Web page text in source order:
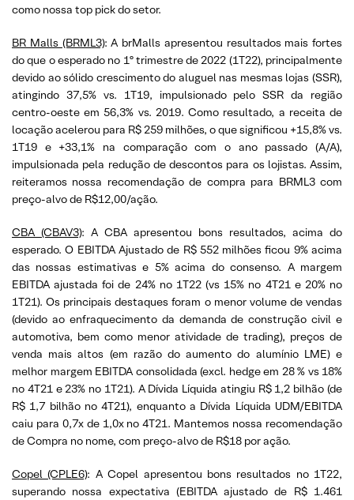
como nossa top pick do setor.
BR Malls (BRML3): A brMalls apresentou resultados mais fortes
do que o esperado no 1º trimestre de 2022 (1T22), principalmente
devido ao sólido crescimento do aluguel nas mesmas lojas (SSR),
atingindo 37,5% vs. 1T19, impulsionado pelo SSR da região
centro-oeste em 56,3% vs. 2019. Como resultado, a receita de
locação acelerou para R$ 259 milhões, o que significou +15,8% vs.
1T19 e +33,1% na comparação com o ano passado (A/A),
impulsionada pela redução de descontos para os lojistas. Assim,
reiteramos nossa recomendação de compra para BRML3 com
preço-alvo de R$12,00/ação.
CBA (CBAV3): A CBA apresentou bons resultados, acima do
esperado. O EBITDA Ajustado de R$ 552 milhões ficou 9% acima
das nossas estimativas e 5% acima do consenso. A margem
EBITDA ajustada foi de 24% no 1T22 (vs 15% no 4T21 e 20% no
1T21). Os principais destaques foram o menor volume de vendas
(devido ao enfraquecimento da demanda de construção civil e
automotiva, bem como menor atividade de trading), preços de
venda mais altos (em razão do aumento do alumínio LME) e
melhor margem EBITDA consolidada (excl. hedge em 28 % vs 18%
no 4T21 e 23% no 1T21). A Dívida Líquida atingiu R$ 1,2 bilhão (de
R$ 1,7 bilhão no 4T21), enquanto a Dívida Líquida UDM/EBITDA
caiu para 0,7x de 1,0x no 4T21. Mantemos nossa recomendação
de Compra no nome, com preço-alvo de R$18 por ação.
Copel (CPLE6): A Copel apresentou bons resultados no 1T22,
superando nossa expectativa (EBITDA ajustado de R$ 1.461